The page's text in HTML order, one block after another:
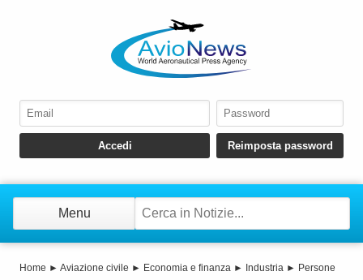
Menu
Home ► Aviazione civile ► Economia e finanza ► Industria ► Persone